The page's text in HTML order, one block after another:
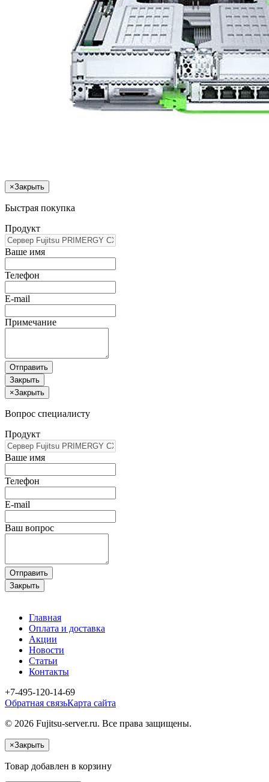
×Закрыть
Быстрая покупка
Продукт
Ваше имя
Телефон
E-mail
Примечание
Отправить
Закрыть
×Закрыть
Вопрос специалисту
Продукт
Ваше имя
Телефон
E-mail
Ваш вопрос
Отправить
Закрыть
Главная
Оплата и доставка
Акции
Новости
Статьи
Контакты
+7-495-120-14-69
Обратная связьКарта сайта
© 2026 Fujitsu-server.ru. Все права защищены.
×Закрыть
Товар добавлен в корзину